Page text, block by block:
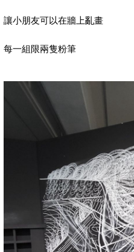
讓小朋友可以在牆上亂畫
每一組限兩隻粉筆